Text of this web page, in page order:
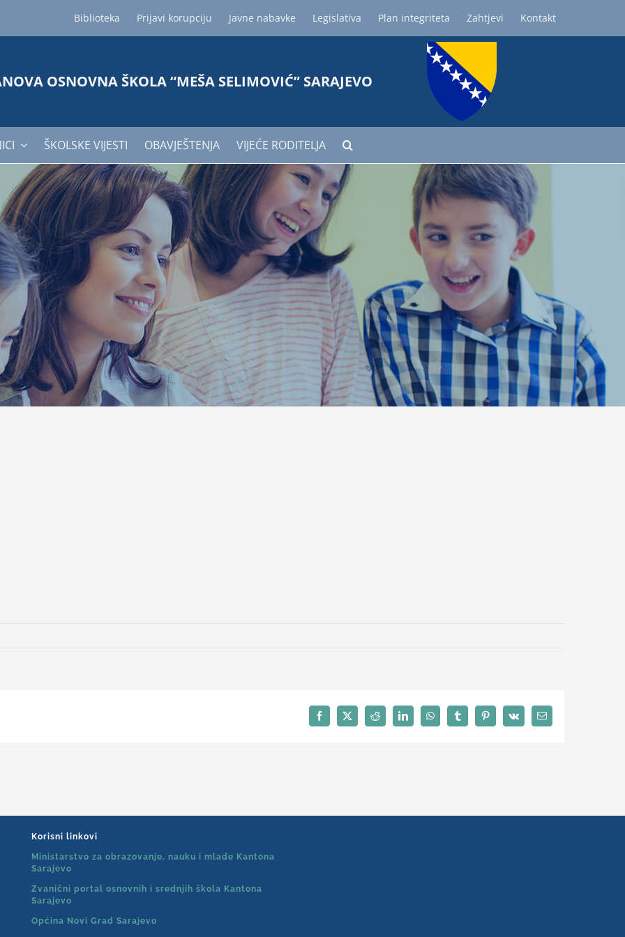
Biblioteka Prijavi korupciju Javne nabavke Legislativa Plan integriteta Zahtjevi Kontakt
OSNOVNA ŠKOLA “MEŠA SELIMOVIĆ” SARAJEVO
ŠKOLSKE VIJESTI OBAVJEŠTENJA VIJEĆE RODITELJA
Facebook
X Reddit LinkedInWhatsAppTumblrPinterest
Vk Email
Korisni linkovi
Ministarstvo za obrazovanje, nauku i mlade Kantona
Sarajevo
Zvanični portal osnovnih i srednjih škola Kantona
Sarajevo
Općina Novi Grad Sarajevo